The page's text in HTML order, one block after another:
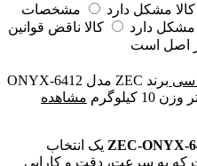
مشکل دارد
مشخصات
مشکل دارد
کالا ناقض قوانین
اصل است
سی برند ZEC مدل ONYX-6412
وزن 10 کیلوگرم
مشاهده
یک انتخاب
که به سرعت، دقت و کارایی